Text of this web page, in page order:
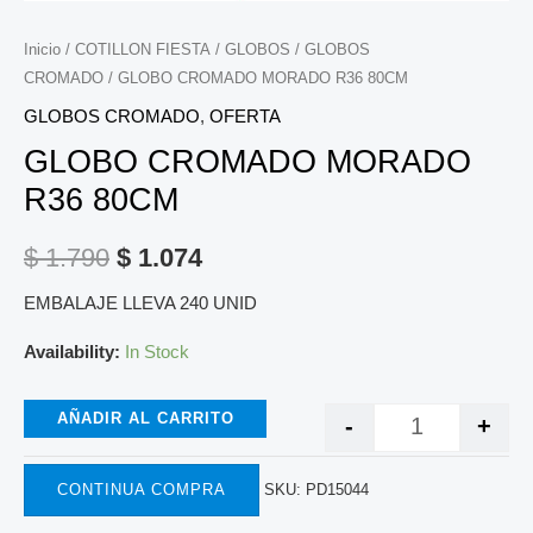
Inicio / COTILLON FIESTA / GLOBOS / GLOBOS
CROMADO / GLOBO CROMADO MORADO R36 80CM
GLOBOS CROMADO, OFERTA
GLOBO CROMADO MORADO
R36 80CM
$1.790 $ 1.074
EMBALAJE LLEVA 240 UNID
Availability: In Stock
- +
AÑADIR AL CARRITO
CONTINUA COMPRA SKU: PD15044